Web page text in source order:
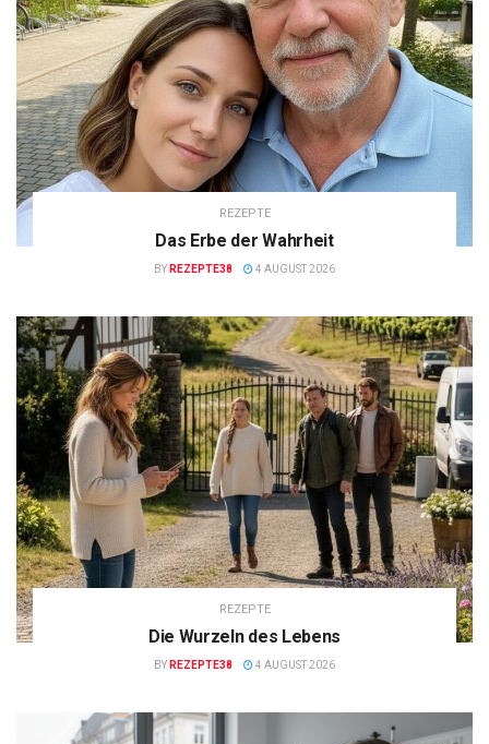
REZEPTE
Das Erbe der Wahrheit
BY REZEPTE38 4 AUGUST 2026
REZEPTE
Die Wurzeln des Lebens
BY REZEPTE38 4 AUGUST 2026